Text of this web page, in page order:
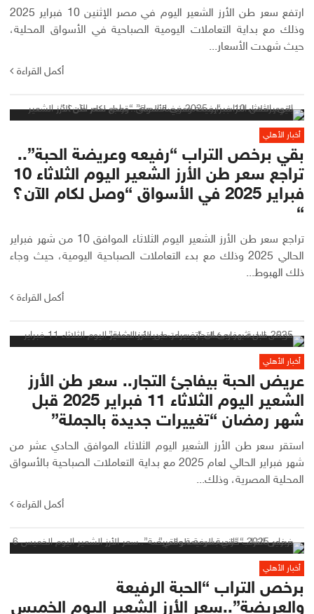
ارتفع سعر طن الأرز الشعير اليوم في مصر الإثنين 10 فبراير 2025
وذلك مع بداية التعاملات اليومية الصباحية في الأسواق المحلية،
حيث شهدت الأسعار...
أكمل القراءة
أخبار الأهلي
بقي برخص التراب “رفيعه وعريضة الحبة”..
تراجع سعر طن الأرز الشعير اليوم الثلاثاء 10
فبراير 2025 في الأسواق “وصل لكام الآن؟
“
تراجع سعر طن الأرز الشعير اليوم الثلاثاء الموافق 10 من شهر فبراير
الحالي 2025 وذلك مع بدء التعاملات الصباحية اليومية، حيث وجاء
ذلك الهبوط...
أكمل القراءة
أخبار الأهلي
عريض الحبة بيفاجئ التجار.. سعر طن الأرز
الشعير اليوم الثلاثاء 11 فبراير 2025 قبل
شهر رمضان “تغييرات جديدة بالجملة”
استقر سعر طن الأرز الشعير اليوم الثلاثاء الموافق الحادي عشر من
شهر فبراير الحالي لعام 2025 مع بداية التعاملات الصباحية بالأسواق
المحلية المصرية، وذلك...
أكمل القراءة
أخبار الأهلي
برخص التراب “الحبة الرفيعة
والعريضة”..سعر الأرز الشعير اليوم الخميس